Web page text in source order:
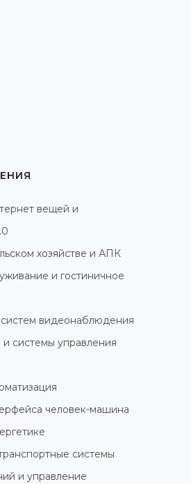
вещей и
хозяйстве и АПК
и гостиничное
видеонаблюдения
системы управления
человек-машина
системы
и управление